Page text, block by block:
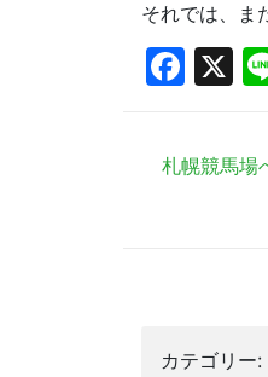
それでは、ま
X
札幌競馬場
カテゴリー: